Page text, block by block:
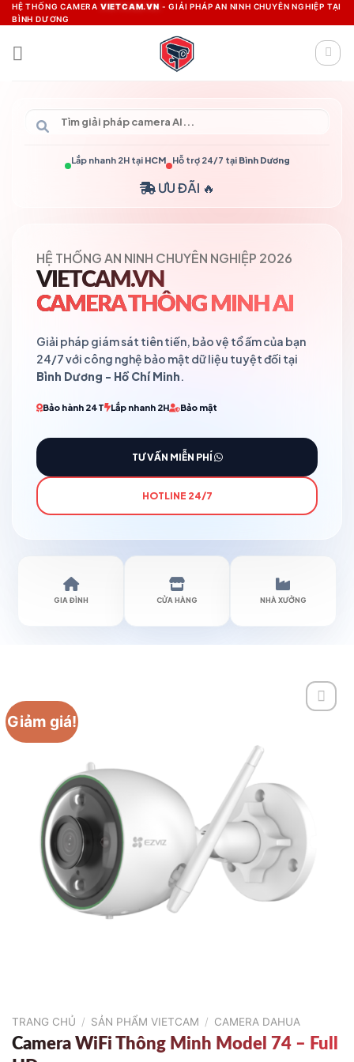
Skip
to
content
HỆ THỐNG CAMERA VIETCAM.VN - GIẢI PHÁP AN NINH CHUYÊN NGHIỆP TẠI
BÌNH DƯƠNG
Lắp nhanh 2H tại HCM Hỗ trợ 24/7 tại Bình Dương
ƯU ĐÃI 🔥
HỆ THỐNG AN NINH CHUYÊN NGHIỆP 2026
VIETCAM.VN
CAMERA THÔNG MINH AI
Giải pháp giám sát tiên tiến, bảo vệ tổ ấm của bạn
24/7 với công nghệ bảo mật dữ liệu tuyệt đối tại
Bình Dương - Hồ Chí Minh.
Bảo hành 24T Lắp nhanh 2H Bảo mật
TƯ VẤN MIỄN PHÍ
HOTLINE 24/7
GIA ĐÌNH CỬA HÀNG NHÀ XƯỞNG
Giảm giá!
TRANG CHỦ / SẢN PHẨM VIETCAM / CAMERA DAHUA
Camera WiFi Thông Minh Model 74 – Full